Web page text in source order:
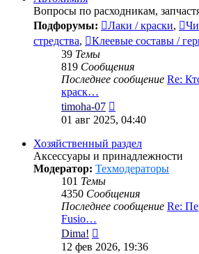
Вопросы по расходникам,
Подфорумы:
Лаки / краски,
стредства,
Клеевые составы /
39 Темы
819 Сообщения
Последнее сообщение Re:
краск…
timoha-07
сообщению
01 авг 2025, 04:40
Хозяйственный раздел
Аксессуары и принадлежности
Модератор: Техмодераторы
101 Темы
4350 Сообщения
Последнее сообщение Re:
Fusio…
Dima!
к
12 фев 2026, 19:36